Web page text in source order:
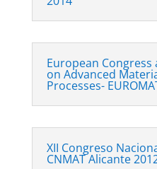
European
on Advanced
Processes-
XII Congreso
CNMAT Alicante